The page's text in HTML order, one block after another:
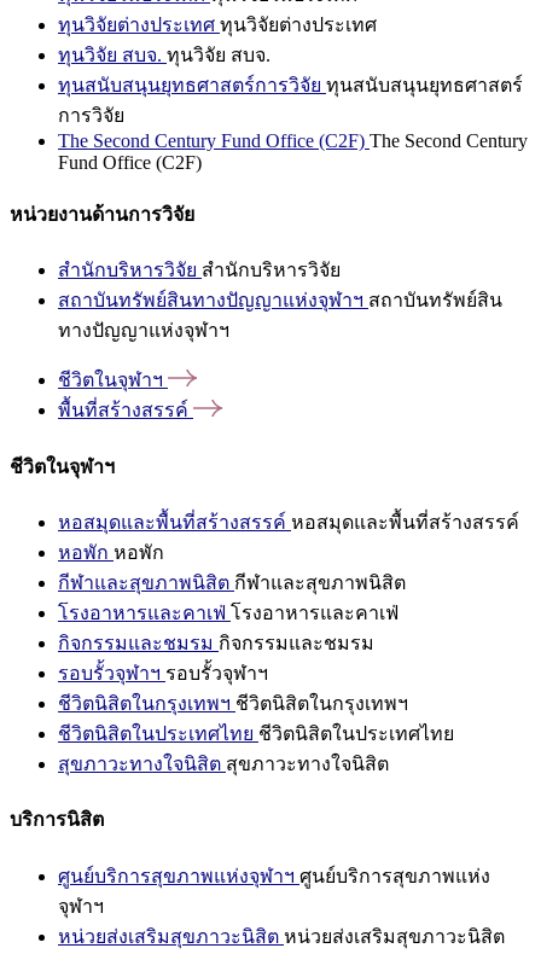
ทุนวิจัยต่างประเทศ ทุนวิจัยต่างประเทศ
ทุนวิจัย สบจ. ทุนวิจัย สบจ.
ทุนสนับสนุนยุทธศาสตร์การวิจัย ทุนสนับสนุนยุทธศาสตร์
การวิจัย
The Second Century Fund Office (C2F) The Second Century
Fund Office (C2F)
หน่วยงานด้านการวิจัย
สำนักบริหารวิจัย สำนักบริหารวิจัย
สถาบันทรัพย์สินทางปัญญาแห่งจุฬาฯ สถาบันทรัพย์สิน
ทางปัญญาแห่งจุฬาฯ
ชีวิตในจุฬาฯ
พื้นที่สร้างสรรค์
ชีวิตในจุฬาฯ
หอสมุดและพื้นที่สร้างสรรค์ หอสมุดและพื้นที่สร้างสรรค์
หอพัก หอพัก
กีฬาและสุขภาพนิสิต กีฬาและสุขภาพนิสิต
โรงอาหารและคาเฟ่ โรงอาหารและคาเฟ่
กิจกรรมและชมรม กิจกรรมและชมรม
รอบรั้วจุฬาฯ รอบรั้วจุฬาฯ
ชีวิตนิสิตในกรุงเทพฯ ชีวิตนิสิตในกรุงเทพฯ
ชีวิตนิสิตในประเทศไทย ชีวิตนิสิตในประเทศไทย
สุขภาวะทางใจนิสิต สุขภาวะทางใจนิสิต
บริการนิสิต
ศูนย์บริการสุขภาพแห่งจุฬาฯ ศูนย์บริการสุขภาพแห่ง
จุฬาฯ
หน่วยส่งเสริมสุขภาวะนิสิต หน่วยส่งเสริมสุขภาวะนิสิต